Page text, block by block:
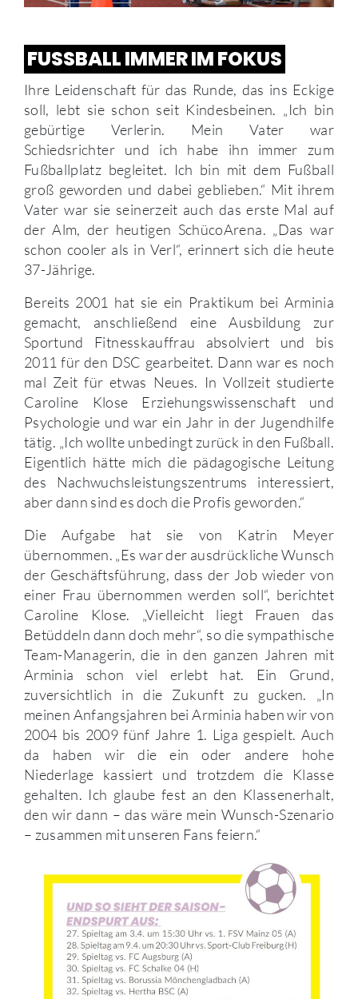
FUSSBALL IMMER IM FOKUS
Ihre Leidenschaft für das Runde, das ins Eckige
soll, lebt sie schon seit Kindesbeinen. „Ich bin
gebürtige Verlerin. Mein Vater war
Schiedsrichter und ich habe ihn immer zum
Fußballplatz begleitet. Ich bin mit dem Fußball
groß geworden und dabei geblieben.“ Mit ihrem
Vater war sie seinerzeit auch das erste Mal auf
der Alm, der heutigen SchücoArena. „Das war
schon cooler als in Verl“, erinnert sich die heute
37-Jährige.
Bereits 2001 hat sie ein Praktikum bei Arminia
gemacht, anschließend eine Ausbildung zur
Sportund Fitnesskauffrau absolviert und bis
2011 für den DSC gearbeitet. Dann war es noch
mal Zeit für etwas Neues. In Vollzeit studierte
Caroline Klose Erziehungswissenschaft und
Psychologie und war ein Jahr in der Jugendhilfe
tätig. „Ich wollte unbedingt zurück in den Fußball.
Eigentlich hätte mich die pädagogische Leitung
des Nachwuchsleistungszentrums interessiert,
aber dann sind es doch die Profis geworden.“
Die Aufgabe hat sie von Katrin Meyer
übernommen. „Es war der ausdrückliche Wunsch
der Geschäftsführung, dass der Job wieder von
einer Frau übernommen werden soll“, berichtet
Caroline Klose. „Vielleicht liegt Frauen das
Betüddeln dann doch mehr“, so die sympathische
Team-Managerin, die in den ganzen Jahren mit
Arminia schon viel erlebt hat. Ein Grund,
zuversichtlich in die Zukunft zu gucken. „In
meinen Anfangsjahren bei Arminia haben wir von
2004 bis 2009 fünf Jahre 1. Liga gespielt. Auch
da haben wir die ein oder andere hohe
Niederlage kassiert und trotzdem die Klasse
gehalten. Ich glaube fest an den Klassenerhalt,
den wir dann – das wäre mein Wunsch-Szenario
– zusammen mit unseren Fans feiern.“